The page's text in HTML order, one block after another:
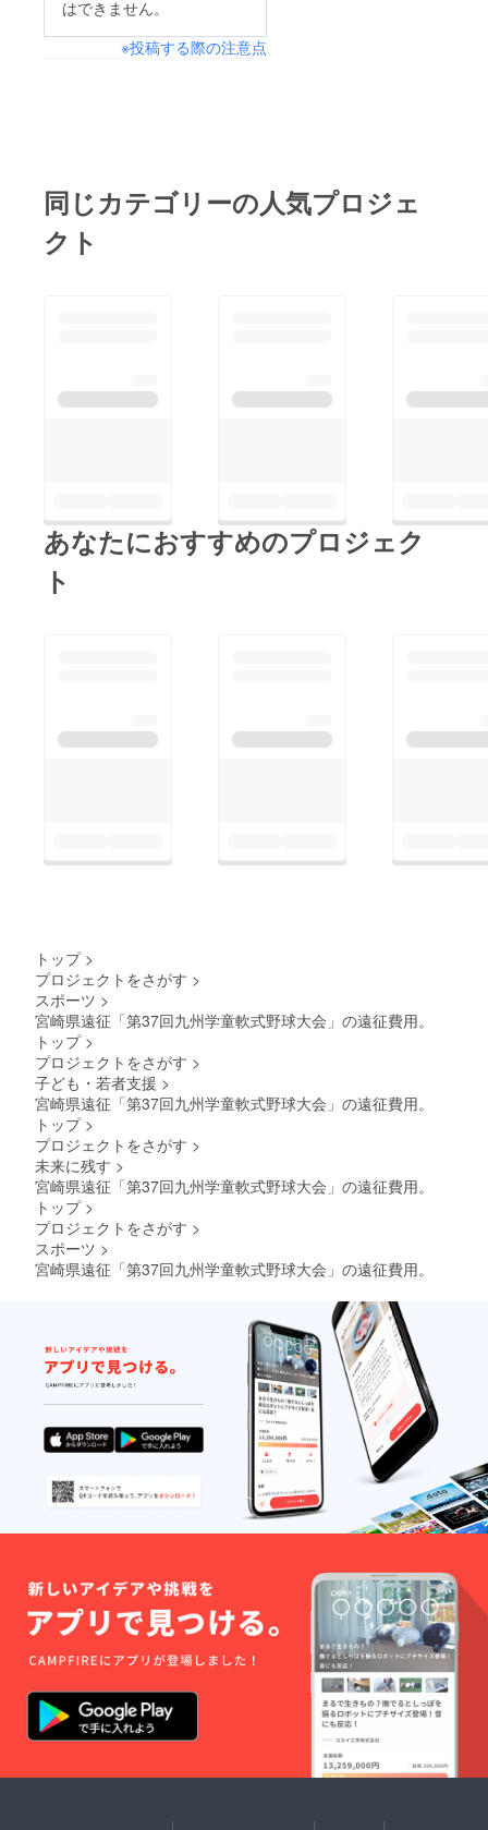
はできません。
※投稿する際の注意点
同じカテゴリーの人気プロジェ
クト
あなたにおすすめのプロジェク
ト
トップ >
プロジェクトをさがす >
スポーツ >
宮崎県遠征「第37回九州学童軟式野球大会」の遠征費用。
トップ >
プロジェクトをさがす >
子ども・若者支援 >
宮崎県遠征「第37回九州学童軟式野球大会」の遠征費用。
トップ >
プロジェクトをさがす >
未来に残す >
宮崎県遠征「第37回九州学童軟式野球大会」の遠征費用。
トップ >
プロジェクトをさがす >
スポーツ >
宮崎県遠征「第37回九州学童軟式野球大会」の遠征費用。